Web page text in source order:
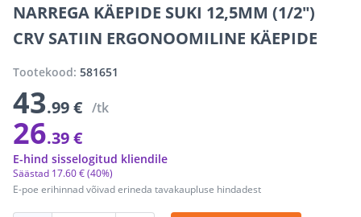
NARREGA KÄEPIDE SUKI 12,5MM (1/2")
CRV SATIIN ERGONOOMILINE KÄEPIDE
Tootekood: 581651
43.99 € /tk
26.39 €
E-poe erihinnad võivad erineda tavakaupluse hindadest
Säästad 17.60 €(40%)
E-hind sisselogitud kliendile